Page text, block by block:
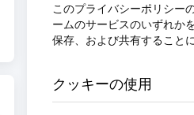
このプライバシーポリシー
ームのサービスのいずれか
保存、および共有すること
クッキーの使用